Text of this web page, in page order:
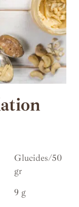
Glucides/50
gr
9 g